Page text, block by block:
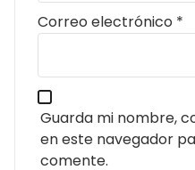
Correo electrónico *
Guarda mi nombre,
en este navegador
comente.